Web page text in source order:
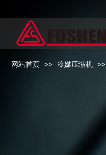
网站首页 >> 冷媒压缩机 >>